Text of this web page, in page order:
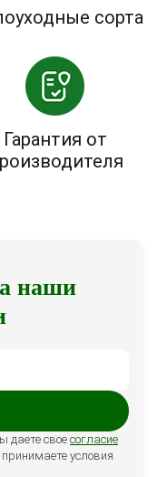
сорта
Гарантия от
наши
даете свое согласие
условия